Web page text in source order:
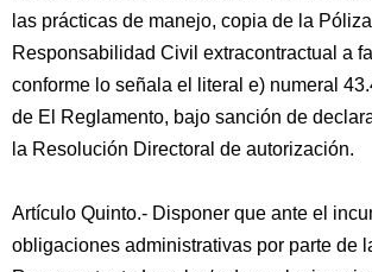
las prácticas de manejo, copia de la
Responsabilidad Civil extracontractual a
conforme lo señala el literal e) numeral
de El Reglamento, bajo sanción de
la Resolución Directoral de autorización.
Artículo Quinto.- Disponer que ante el
obligaciones administrativas por parte de